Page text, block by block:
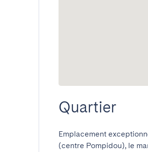
Quartier
Emplacement
(centre Pompidou), le